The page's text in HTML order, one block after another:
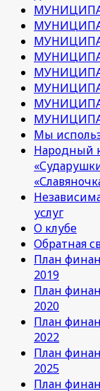
Мы
Народный
услуг
О клубе
Обратная
План
2019
План
2020
План
2022
План
2025
План